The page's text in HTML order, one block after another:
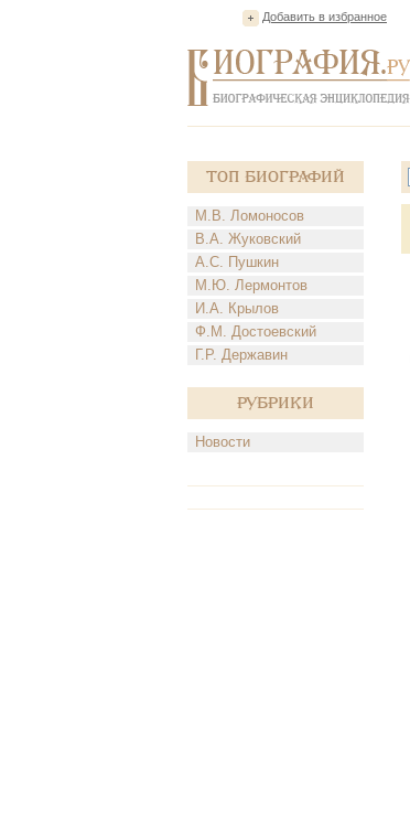
Добавить в избранное
Топ Биографий
М.В. Ломоносов
В.А. Жуковский
А.С. Пушкин
М.Ю. Лермонтов
И.А. Крылов
Ф.М. Достоевский
Г.Р. Державин
Рубрики
Новости